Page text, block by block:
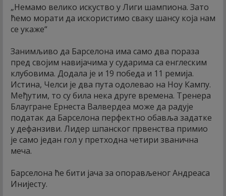
„Немамо велико искуство у Лиги шампиона. Зато
ћемо морати да искористимо сваку шансу која нам
се укаже“
Занимљиво да Барселона има само два пораза
пред својим навијачима у сударима са енглеским
клубовима. Додала је и 19 победа и 11 ремија.
Истина, Челси је два пута одолевао на Ноу Кампу.
Међутим, то су била нека друге времена. Тренера
Блаугране Ернеста Валвердеа може да радује
податак да Барселона перфектно обавља задатке
у дефанзиви. Лидер шпанског првенства примио
је само један гол у претходна четири званична
меча.
Барселона ће бити јача за опорављеног Андреаса
Инијесту.